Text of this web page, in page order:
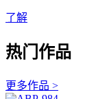
了解
热门作品
更多作品 >